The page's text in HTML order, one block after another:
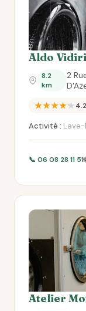
Aldo Vidiri
8.2
km
2
★★★★★
Activité :
📞 06 08 28 11 51
Atelier